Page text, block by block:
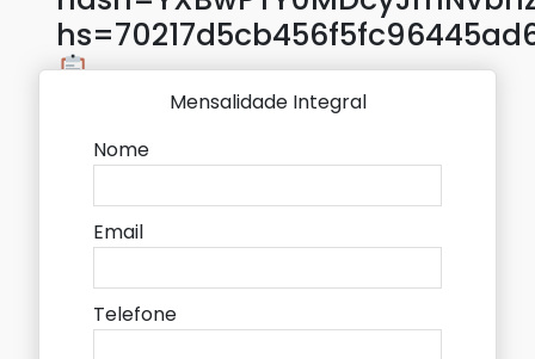
Mensalidade Integral
Nome
Email
Telefone